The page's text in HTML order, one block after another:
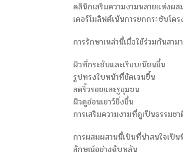
คลินิกเสริมความงามหลายแห่งผ
เดอร์โมลิฟต์เน้นการยกกระชับโ
การรักษาเหล่านี้เมื่อใช้ร่วมกันสา
ผิวที่กระชับและเรียบเนียนขึ้น
รูปทรงใบหน้าที่ชัดเจนขึ้น
ลดริ้วรอยและรูขุมขน
ผิวดูอ่อนเยาว์ยิ่งขึ้น
การเสริมความงามที่ดูเป็นธรรมชา
การผสมผสานนี้เป็นที่น่าสนใจเป็
ลักษณ์อย่างฉับพลัน